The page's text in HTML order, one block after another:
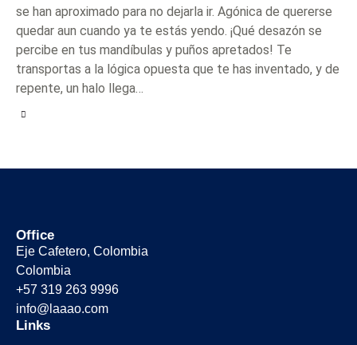
se han aproximado para no dejarla ir. Agónica de quererse
quedar aun cuando ya te estás yendo. ¡Qué desazón se
percibe en tus mandíbulas y puños apretados! Te
transportas a la lógica opuesta que te has inventado, y de
repente, un halo llega…
Office
Eje Cafetero, Colombia
Colombia
+57 319 263 9996
info@laaao.com
Links